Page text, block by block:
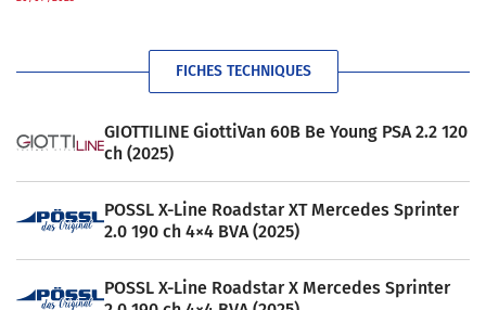
FICHES TECHNIQUES
GIOTTILINE GiottiVan 60B Be Young PSA 2.2 120
ch (2025)
POSSL X-Line Roadstar XT Mercedes Sprinter
2.0 190 ch 4×4 BVA (2025)
POSSL X-Line Roadstar X Mercedes Sprinter